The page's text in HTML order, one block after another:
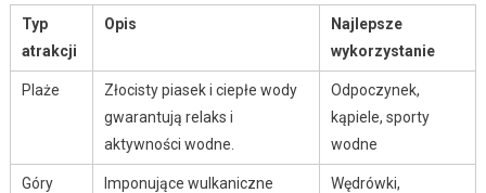
Typ
atrakcji
Opis
Najlepsze
wykorzystanie
Plaże
Złocisty piasek i ciepłe wody
gwarantują relaks i
aktywności wodne.
Odpoczynek,
kąpiele, sporty
wodne
Góry
Imponujące wulkaniczne
Wędrówki,